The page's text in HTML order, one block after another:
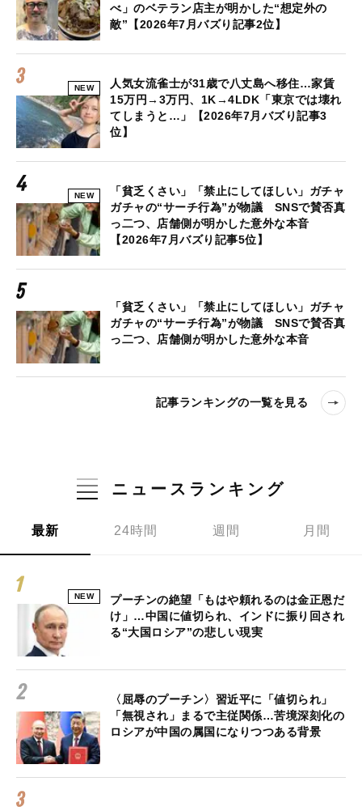
べ」のベテラン店主が明かした“想定外の
敵”【2026年7月バズり記事2位】
NEW
人気女流雀士が31歳で八丈島へ移住…家賃
15万円→3万円、1K→4LDK「東京では壊れ
てしまうと…」【2026年7月バズり記事3
位】
NEW
「貧乏くさい」「禁止にしてほしい」ガチャ
ガチャの“サーチ行為”が物議 SNSで賛否真
っ二つ、店舗側が明かした意外な本音
【2026年7月バズり記事5位】
「貧乏くさい」「禁止にしてほしい」ガチャ
ガチャの“サーチ行為”が物議 SNSで賛否真
っ二つ、店舗側が明かした意外な本音
記事ランキングの一覧を見る
ニュースランキング
最新 24時間 週間 月間
NEW
プーチンの絶望「もはや頼れるのは金正恩だ
け」…中国に値切られ、インドに振り回され
る“大国ロシア”の悲しい現実
〈屈辱のプーチン〉習近平に「値切られ」
「無視され」まるで主従関係…苦境深刻化の
ロシアが中国の属国になりつつある背景